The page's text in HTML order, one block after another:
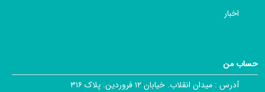
اخبار
حساب من
آدرس : میدان انقلاب. خیابان ۱۲ فروردین. پلاک ۳۱۶